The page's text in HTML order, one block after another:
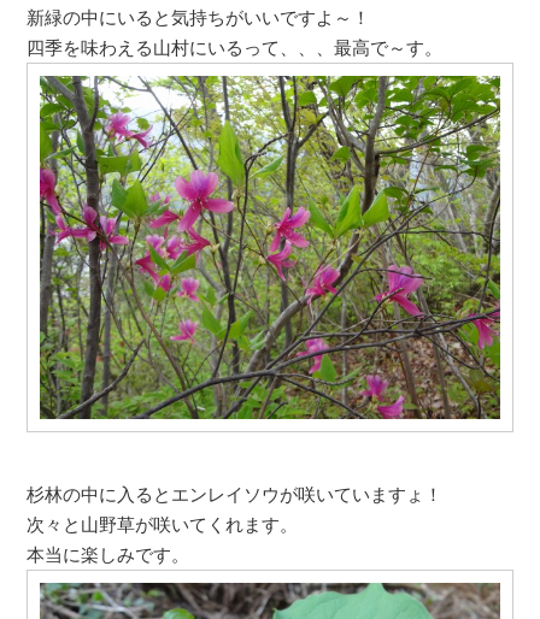
新緑の中にいると気持ちがいいですよ～！
四季を味わえる山村にいるって、、、最高で～す。
杉林の中に入るとエンレイソウが咲いていますょ！
次々と山野草が咲いてくれます。
本当に楽しみです。